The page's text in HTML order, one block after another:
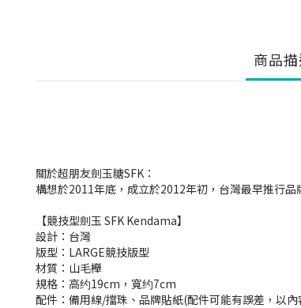
商品
關於超朋友劍玉糖SFK：
構想於2011年底，成立於2012年初，台灣最早推行
【競技型劍玉 SFK Kendama】
設計：台灣
版型：LARGE競技版型
材質：山毛櫸
規格：高约19cm，寬约7cm
配件：備用線/擋珠、品牌貼紙(配件可能有誤差，以內